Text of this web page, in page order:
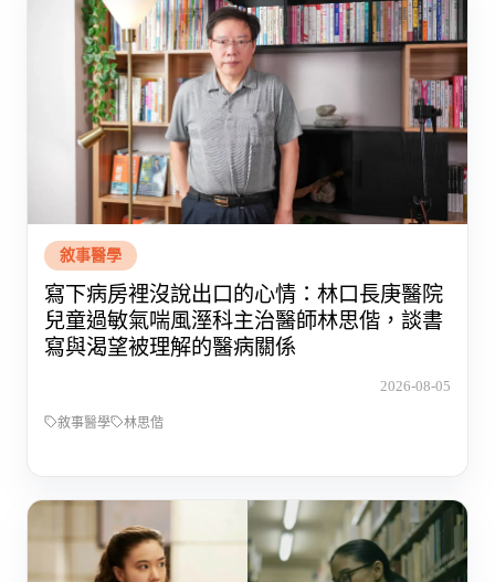
敘事醫學
寫下病房裡沒說出口的心情：林口長庚醫院
兒童過敏氣喘風溼科主治醫師林思偕，談書
寫與渴望被理解的醫病關係
2026-08-05
敘事醫學 林思偕